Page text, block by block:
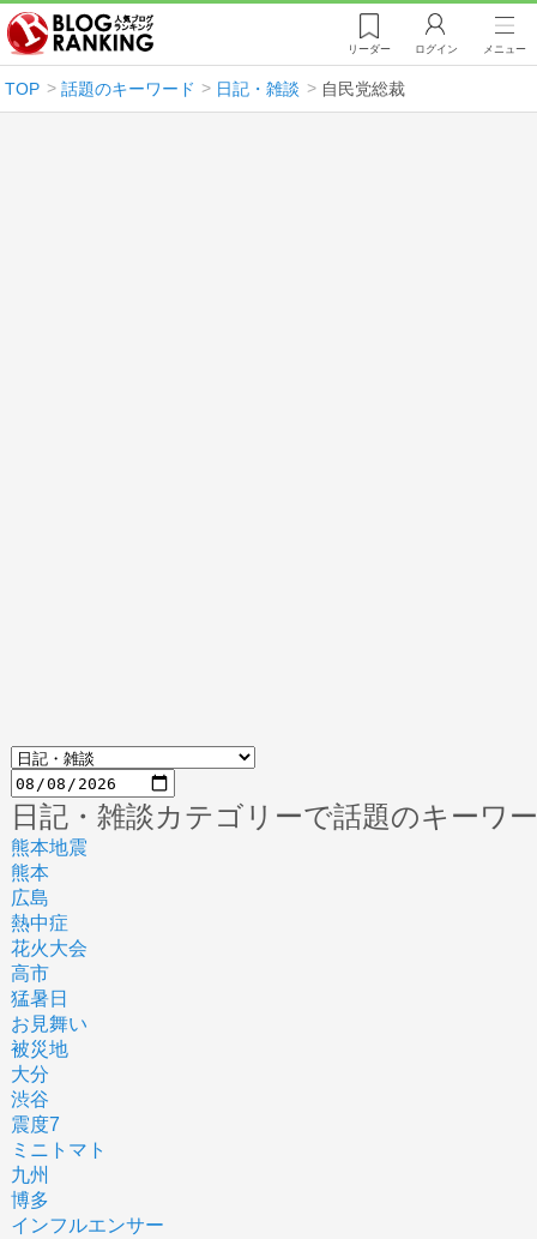
リーダー ログイン メニュー
TOP 話題のキーワード 日記・雑談 自民党総裁
日記・雑談カテゴリーで話題のキーワ
熊本地震
熊本
広島
熱中症
花火大会
高市
猛暑日
お見舞い
被災地
大分
渋谷
震度7
ミニトマト
九州
博多
インフルエンサー